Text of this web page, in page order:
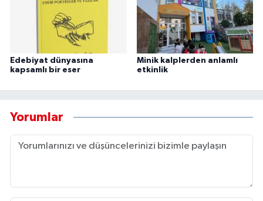
Edebiyat dünyasına
kapsamlı bir eser
Minik kalplerden anlamlı
etkinlik
Yorumlar